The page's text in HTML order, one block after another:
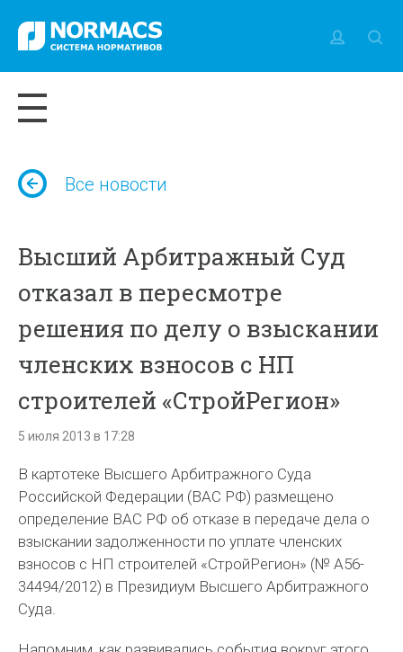
Все новости
Высший Арбитражный Суд
отказал в пересмотре
решения по делу о взыскании
членских взносов с НП
строителей «СтройРегион»
5 июля 2013 в 17:28
В картотеке Высшего Арбитражного Суда
Российской Федерации (ВАС РФ) размещено
определение ВАС РФ об отказе в передаче дела о
взыскании задолженности по уплате членских
взносов с НП строителей «СтройРегион» (№ А56-
34494/2012) в Президиум Высшего Арбитражного
Суда.